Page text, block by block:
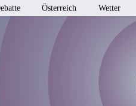
Österreich Wetter